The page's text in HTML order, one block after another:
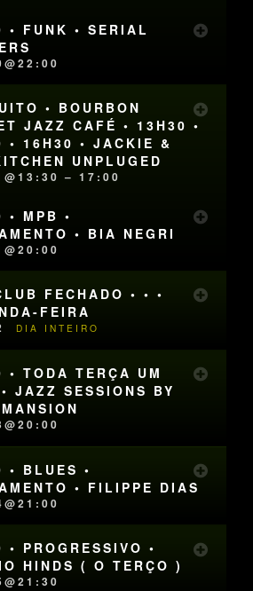
• FUNK • SERIAL
• BOURBON
JAZZ CAFÉ • 13H30 •
• 16H30 • JACKIE &
UNPLUGED
– 17:00
• MPB •
• BIA NEGRI
FECHADO • • •
FEIRA
DIA INTEIRO
• TODA TERÇA UM
JAZZ SESSIONS BY
• BLUES •
• FILIPPE DIAS
• PROGRESSIVO •
HINDS ( O TERÇO )